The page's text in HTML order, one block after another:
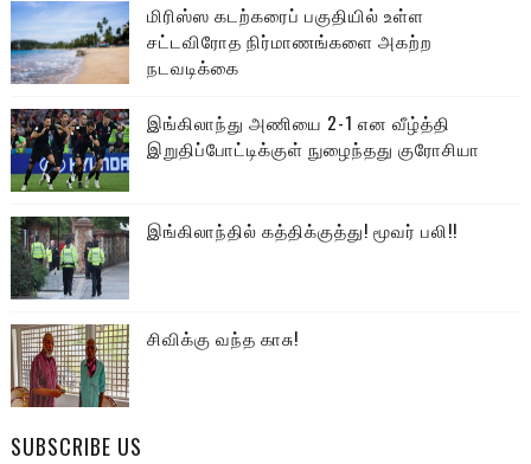
மிரிஸ்ஸ கடற்கரைப் பகுதியில் உள்ள
சட்டவிரோத நிர்மாணங்களை அகற்ற
நடவடிக்கை
இங்கிலாந்து அணியை 2-1 என வீழ்த்தி
இறுதிப்போட்டிக்குள் நுழைந்தது குரோசியா
இங்கிலாந்தில் கத்திக்குத்து! மூவர் பலி!!
சிவிக்கு வந்த காசு!
SUBSCRIBE US